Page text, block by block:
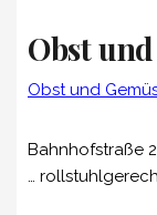
Obst
Obst und
Bahnhofstraße
…